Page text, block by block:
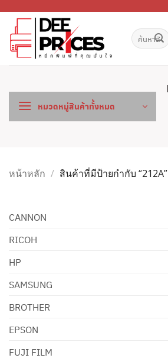
เนื้อหา
ค้นหา:
หมวดหมู่สินค้าทั้งหมด
หน้าหลัก / สินค้าที่มีป้ายกำกับ “212A”
CANNON
RICOH
HP
SAMSUNG
BROTHER
EPSON
FUJI FILM